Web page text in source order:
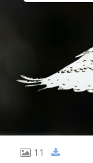
11